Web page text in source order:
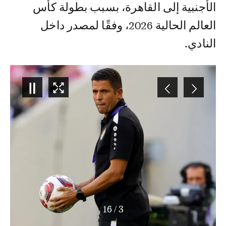
الأجنبية إلى القاهرة، بسبب بطولة كأس
العالم الحالية 2026، وفقًا لمصدر داخل
النادي.
3
/
16